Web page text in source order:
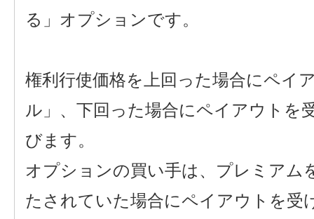
る」オプションです。
権利行使価格を上回った場合にペイ
ル」、下回った場合にペイアウトを
びます。
オプションの買い手は、プレミアム
たされていた場合にペイアウトを受